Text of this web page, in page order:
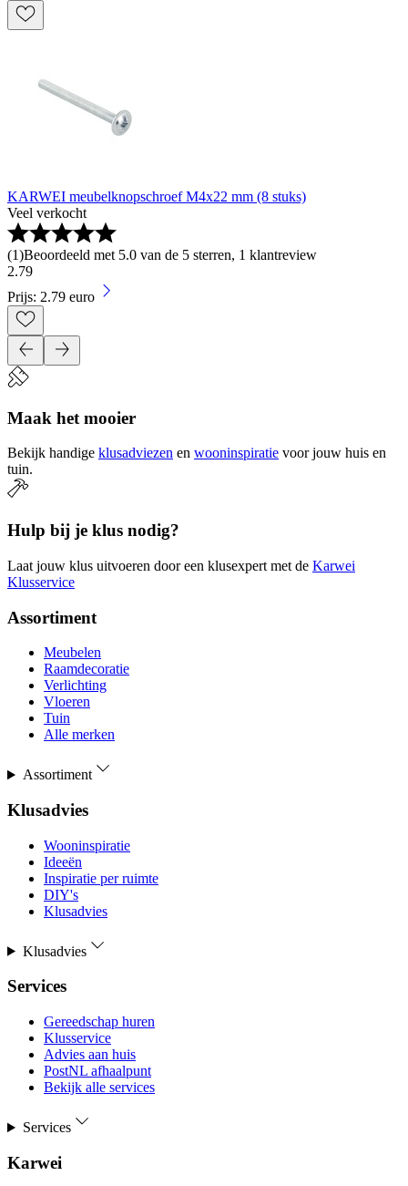
KARWEI meubelknopschroef M4x22 mm (8 stuks)
Veel verkocht
(1)Beoordeeld met 5.0 van de 5 sterren, 1 klantreview
2.79
Prijs: 2.79 euro
Maak het mooier
Bekijk handige klusadviezen en wooninspiratie voor jouw huis en
tuin.
Hulp bij je klus nodig?
Laat jouw klus uitvoeren door een klusexpert met de Karwei
Klusservice
Assortiment
Meubelen
Raamdecoratie
Verlichting
Vloeren
Tuin
Alle merken
Assortiment
Klusadvies
Wooninspiratie
Ideeën
Inspiratie per ruimte
DIY's
Klusadvies
Klusadvies
Services
Gereedschap huren
Klusservice
Advies aan huis
PostNL afhaalpunt
Bekijk alle services
Services
Karwei